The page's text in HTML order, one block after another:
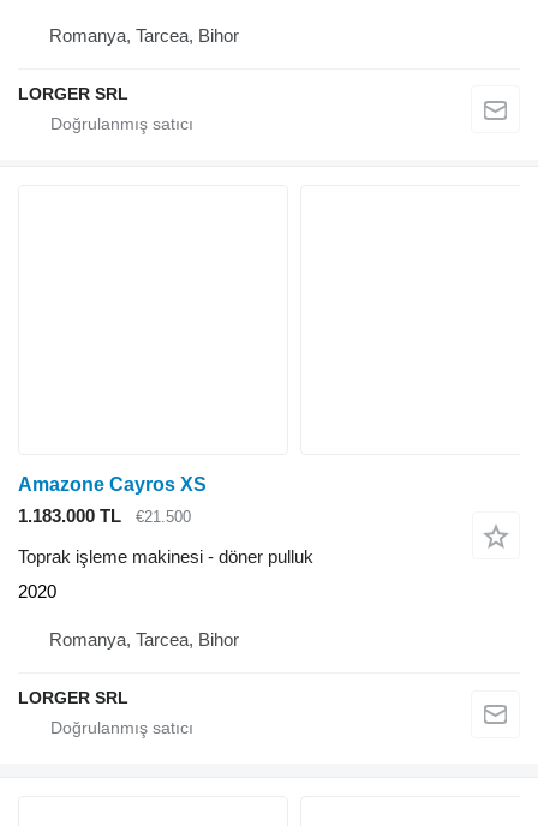
Romanya, Tarcea, Bihor
LORGER SRL
Amazone Cayros XS
1.183.000 TL
€21.500
Toprak işleme makinesi - döner pulluk
2020
Romanya, Tarcea, Bihor
LORGER SRL